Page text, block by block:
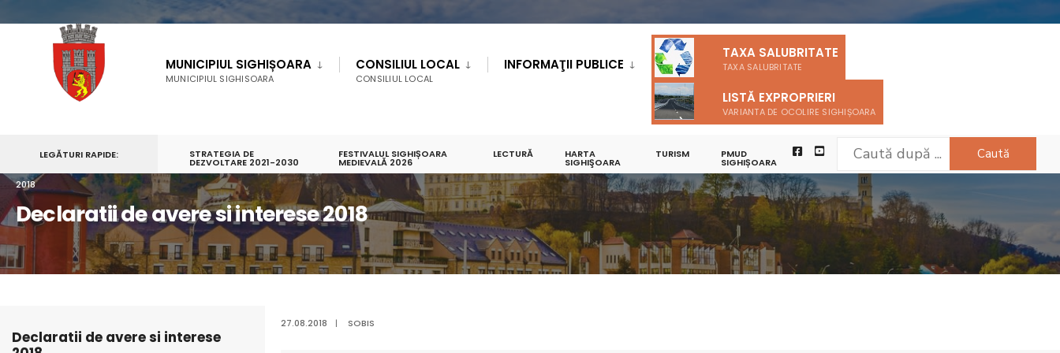
MUNICIPIUL SIGHIȘOARA
MUNICIPIUL SIGHISOARA
CONSILIUL LOCAL
CONSILIUL LOCAL
INFORMAŢII PUBLICE
TAXA SALUBRITATE
TAXA SALUBRITATE
LISTĂ EXPROPRIERI
VARIANTA DE OCOLIRE SIGHIȘOARA
LEGĂTURI RAPIDE: STRATEGIA DE
DEZVOLTARE 2021-2030
FESTIVALUL SIGHIȘOARA
MEDIEVALĂ 2026
LECTURĂ HARTA
SIGHIŞOARA
TURISM PMUD
SIGHIȘOARA
Caută
MUNICIPIUL SIGHIȘOARA SERVICII PUBLICE SERVICIUL PUBLIC COMUNITAR LOCAL EVIDENTA PERSOANELOR ARHIVĂ DECLARAȚII DE AVERE ȘI INTERESE
DECLARATII DE AVERE SI INTERESE
2018
Declaratii de avere si interese 2018
27.08.2018 | SOBIS
Declaratii de avere si interese